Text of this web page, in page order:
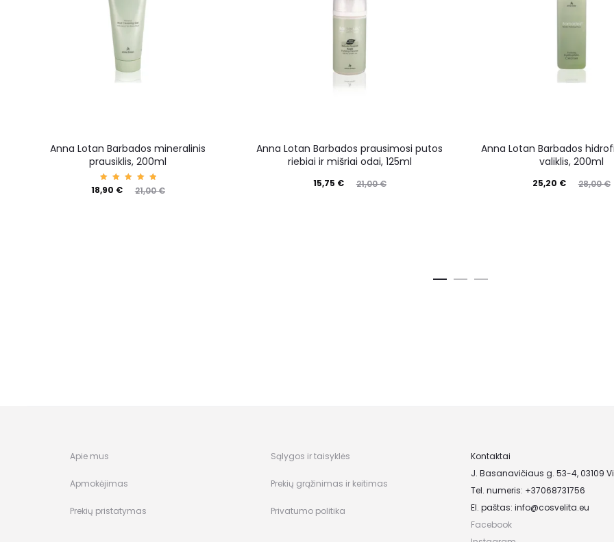
Anna Lotan Barbados mineralinis
prausiklis, 200ml
Įvertin
imas:
21,00€
18,90 €
Anna Lotan Barbados prausimosi putos
riebiai ir mišriai odai, 125ml
21,00€
15,75 €
Anna Lotan Barbados
valiklis, 200ml
28,00€
25,20 €
Apie mus
Apmokėjimas
Prekių pristatymas
Sąlygos ir taisyklės
Prekių grąžinimas ir keitimas
Privatumo politika
Kontaktai
J. Basanavičiaus g. 53-4, 03109
Tel. numeris: +37068731756
El. paštas: info@cosvelita.eu
Facebook